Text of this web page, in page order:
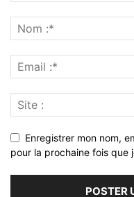
Enregistrer mon nom,
pour la prochaine fois que